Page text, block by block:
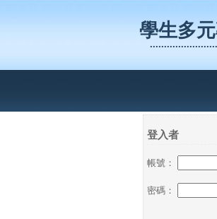
學生多
登入者
帳號：
密碼：